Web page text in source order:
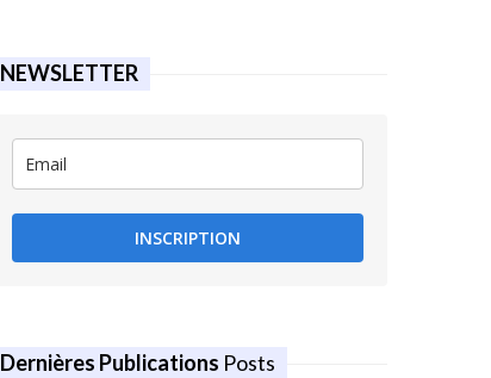
NEWSLETTER
INSCRIPTION
Dernières Publications Posts